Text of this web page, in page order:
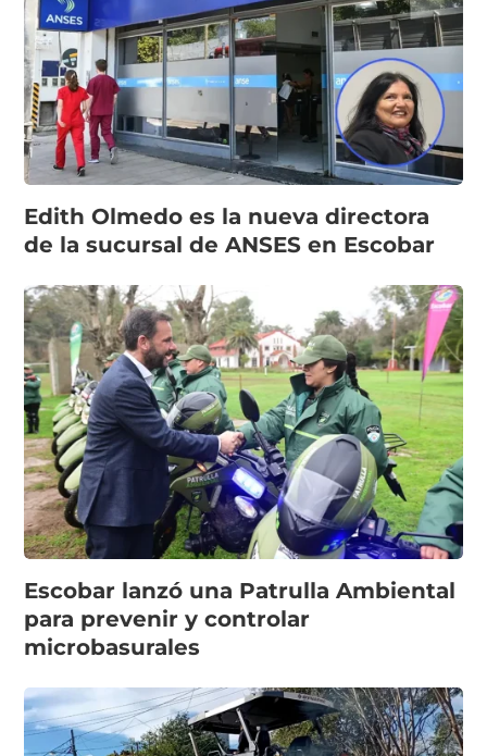
Edith Olmedo es la nueva directora
de la sucursal de ANSES en Escobar
Escobar lanzó una Patrulla Ambiental
para prevenir y controlar
microbasurales